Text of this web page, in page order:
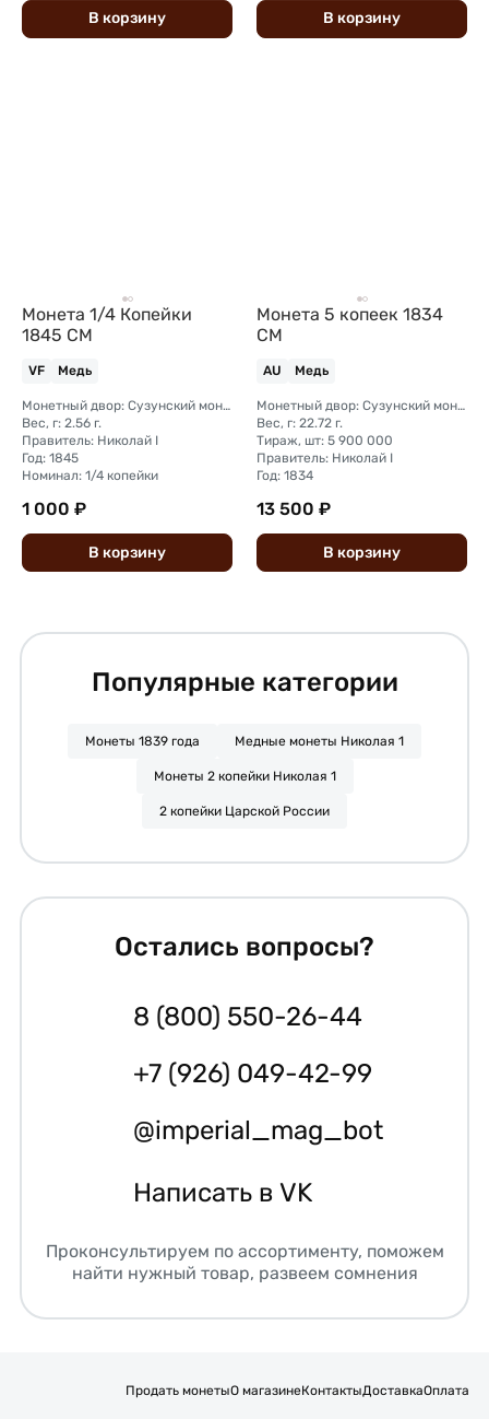
В корзину В корзину
Монета 1/4 Копейки
1845 СМ
VF Медь
Монетный двор: Сузунский монетный двор (Сибирь)
Вес, г: 2.56 г.
Правитель: Николай I
Год: 1845
Номинал: 1/4 копейки
1 000 ₽
В корзину
Монета 5 копеек 1834
СМ
AU Медь
Монетный двор: Сузунский монетный двор (Сибирь)
Вес, г: 22.72 г.
Тираж, шт: 5 900 000
Правитель: Николай I
Год: 1834
13 500 ₽
В корзину
Популярные категории
Монеты 1839 года Медные монеты Николая 1
Монеты 2 копейки Николая 1
2 копейки Царской России
Остались вопросы?
8 (800) 550-26-44
+7 (926) 049-42-99
@imperial_mag_bot
Написать в VK
Проконсультируем по ассортименту, поможем
найти нужный товар, развеем сомнения
Продать монетыО магазинеКонтактыДоставкаОплата